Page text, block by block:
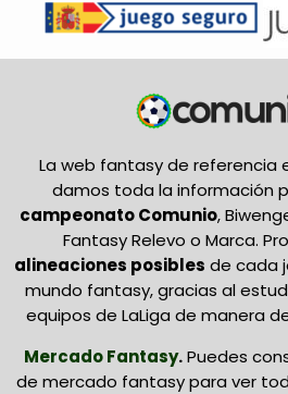
La web fantasy de referencia
damos toda la información
campeonato Comunio,
Fantasy Relevo o Marca.
alineaciones posibles de cada
mundo fantasy, gracias al
equipos de LaLiga de manera
Mercado Fantasy.Puedes
de mercado fantasy para ver